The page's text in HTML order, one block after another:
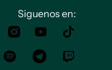
Siguenos en: